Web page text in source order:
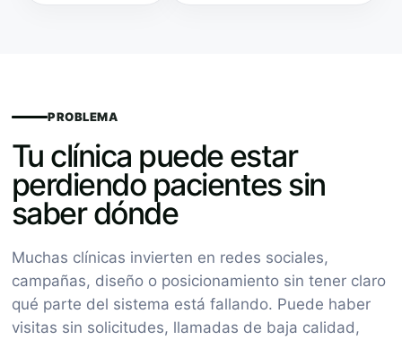
PROBLEMA
Tu clínica puede estar
perdiendo pacientes sin
saber dónde
Muchas clínicas invierten en redes sociales,
campañas, diseño o posicionamiento sin tener claro
qué parte del sistema está fallando. Puede haber
visitas sin solicitudes, llamadas de baja calidad,